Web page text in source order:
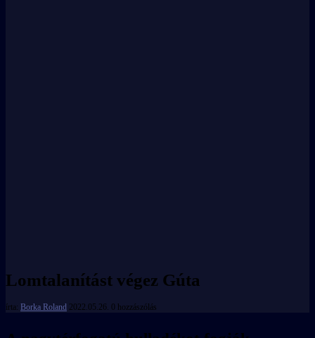
Lomtalanítást végez Gúta
írta: Borka Roland 2022.05.26. 0 hozzászólás